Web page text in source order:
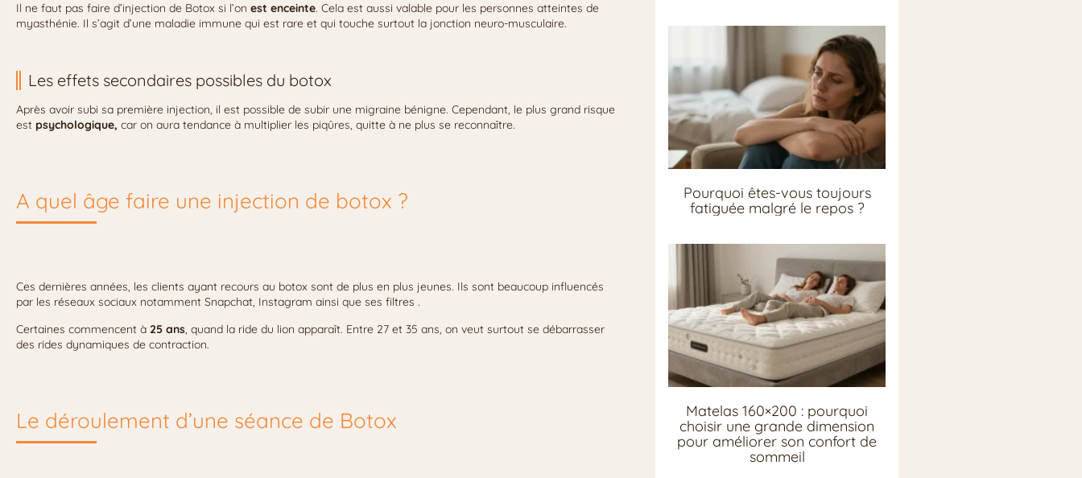
Il ne faut pas faire d’injection de Botox si l’on est enceinte. Cela est aussi valable pour les personnes atteintes de
myasthénie. Il s’agit d’une maladie immune qui est rare et qui touche surtout la jonction neuro-musculaire.
Les effets secondaires possibles du botox
Après avoir subi sa première injection, il est possible de subir une migraine bénigne. Cependant, le plus grand risque
est psychologique, car on aura tendance à multiplier les piqûres, quitte à ne plus se reconnaître.
A quel âge faire une injection de botox ?
Ces dernières années, les clients ayant recours au botox sont de plus en plus jeunes. Ils sont beaucoup influencés
par les réseaux sociaux notamment Snapchat, Instagram ainsi que ses filtres .
Certaines commencent à 25 ans, quand la ride du lion apparaît. Entre 27 et 35 ans, on veut surtout se débarrasser
des rides dynamiques de contraction.
Le déroulement d’une séance de Botox
Pourquoi êtes-vous toujours
fatiguée malgré le repos ?
Matelas 160×200 : pourquoi
choisir une grande dimension
pour améliorer son confort de
sommeil